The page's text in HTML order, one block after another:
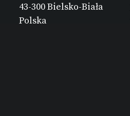
43-300 Bielsko-Biała
Polska